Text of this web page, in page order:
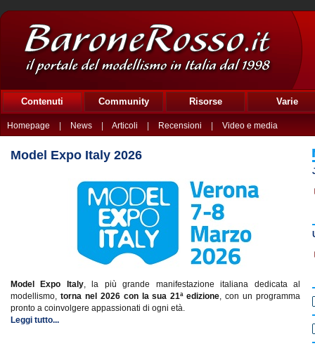
Contenuti Community Risorse Varie
Homepage News Articoli Recensioni Video e media
Model Expo Italy 2026
Model Expo Italy, la più grande manifestazione italiana dedicata al
modellismo, torna nel 2026 con la sua 21ª edizione, con un programma
pronto a coinvolgere appassionati di ogni età.
Leggi tutto...